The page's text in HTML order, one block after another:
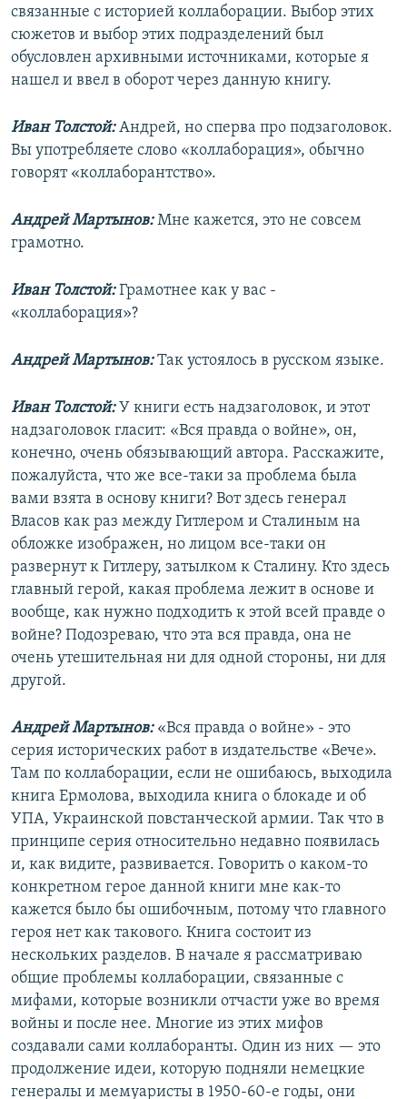
связанные с историей коллаборации. Выбор этих
сюжетов и выбор этих подразделений был
обусловлен архивными источниками, которые я
нашел и ввел в оборот через данную книгу.
Иван Толстой:Андрей, но сперва про подзаголовок.
Вы употребляете слово «коллаборация», обычно
говорят «коллаборантство».
Андрей Мартынов:Мне кажется, это не совсем
грамотно.
Иван Толстой:Грамотнее как у вас -
«коллаборация»?
Андрей Мартынов:Так устоялось в русском языке.
Иван Толстой: У книги есть надзаголовок, и этот
надзаголовок гласит: «Вся правда о войне», он,
конечно, очень обязывающий автора. Расскажите,
пожалуйста, что же все-таки за проблема была
вами взята в основу книги? Вот здесь генерал
Власов как раз между Гитлером и Сталиным на
обложке изображен, но лицом все-таки он
развернут к Гитлеру, затылком к Сталину. Кто здесь
главный герой, какая проблема лежит в основе и
вообще, как нужно подходить к этой всей правде о
войне? Подозреваю, что эта вся правда, она не
очень утешительная ни для одной стороны, ни для
другой.
Андрей Мартынов:«Вся правда о войне» - это
серия исторических работ в издательстве «Вече».
Там по коллаборации, если не ошибаюсь, выходила
книга Ермолова, выходила книга о блокаде и об
УПА, Украинской повстанческой армии. Так что в
принципе серия относительно недавно появилась
и, как видите, развивается. Говорить о каком-то
конкретном герое данной книги мне как-то
кажется было бы ошибочным, потому что главного
героя нет как такового. Книга состоит из
нескольких разделов. В начале я рассматриваю
общие проблемы коллаборации, связанные с
мифами, которые возникли отчасти уже во время
войны и после нее. Многие из этих мифов
создавали сами коллаборанты. Один из них — это
продолжение идеи, которую подняли немецкие
генералы и мемуаристы в 1950-60-е годы, они